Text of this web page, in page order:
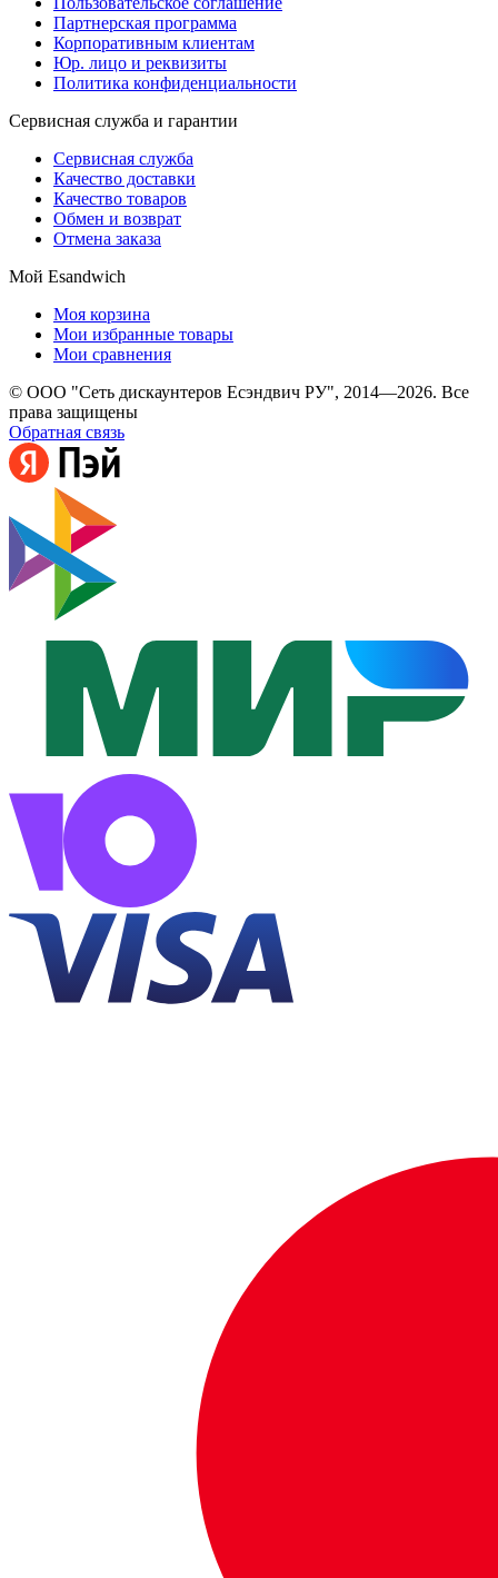
Партнерская программа
Корпоративным клиентам
Юр. лицо и реквизиты
Политика конфиденциальности
Сервисная служба и гарантии
Сервисная служба
Качество доставки
Качество товаров
Обмен и возврат
Отмена заказа
Мой Esandwich
Моя корзина
Мои избранные товары
Мои сравнения
© ООО "Сеть дискаунтеров Есэндвич РУ", 2014—2026. Все
права защищены
Обратная связь